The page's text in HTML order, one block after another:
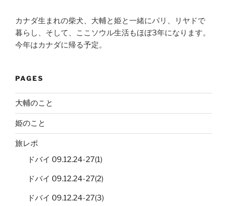
カナダ生まれの柴犬、大輔と姫と一緒にパリ、リヤドで
暮らし、そして、ここソウル生活もほぼ3年になります。
今年はカナダに帰る予定。
PAGES
大輔のこと
姫のこと
旅レポ
ドバイ 09.12.24-27(1)
ドバイ 09.12.24-27(2)
ドバイ 09.12.24-27(3)